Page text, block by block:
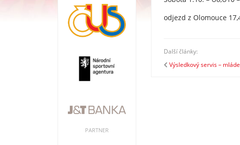
PARTNER
odjezd z Olomouce
Další články:
Výsledkový servis –